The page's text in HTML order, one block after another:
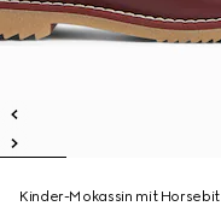
Kinder-Mokassin mit Horsebit